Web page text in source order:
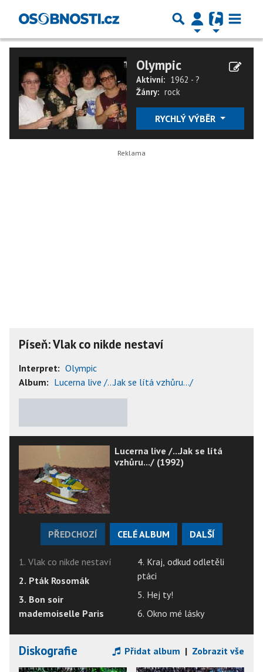
Olympic
Aktivní: 1962 - ?
Žánry: rock
RYCHLÝ VÝBĚR
Píseň: Vlak co nikde nestaví
Interpret: Olympic
Album: Lucerna live /...Jak se lítá vzhůru.../
Lucerna live /...Jak se lítá
vzhůru.../ (1992)
PŘEDCHOZÍ CELÉ ALBUM DALŠÍ
1. Vlak co nikde nestaví
2. Pták Rosomák
3. Bon soir
mademoiselle Paris
4. Kraj, odkud odletěli
ptáci
5. Hej ty!
6. Okno mé lásky
Diskografie Přidat album | Zobrazit vše